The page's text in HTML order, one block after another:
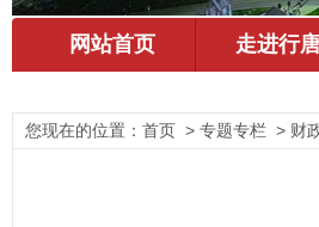
您现在的位置： 首页 > 专题专栏 > 财